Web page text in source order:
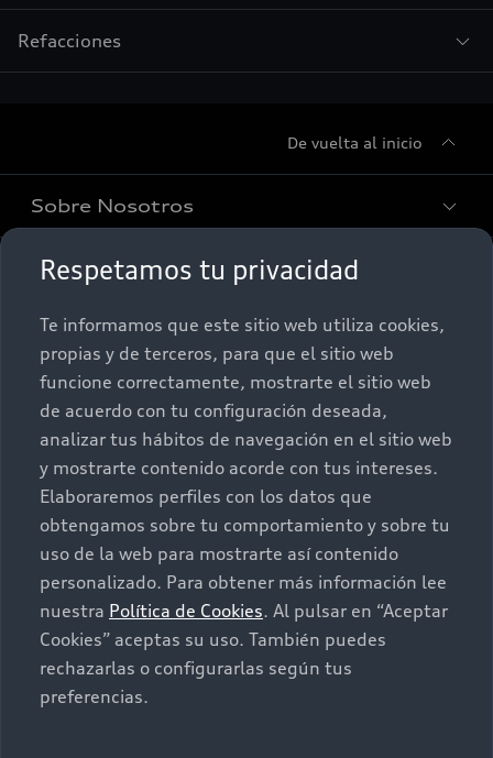
Respetamos tu privacidad
Te informamos que este sitio web utiliza cookies,
propias y de terceros, para que el sitio web
funcione correctamente, mostrarte el sitio web
de acuerdo con tu configuración deseada,
analizar tus hábitos de navegación en el sitio web
y mostrarte contenido acorde con tus intereses.
Elaboraremos perfiles con los datos que
obtengamos sobre tu comportamiento y sobre tu
uso de la web para mostrarte así contenido
personalizado. Para obtener más información lee
nuestra Política de Cookies. Al pulsar en “Aceptar
Cookies” aceptas su uso. También puedes
rechazarlas o configurarlas según tus
preferencias.
Refacciones
De vuelta al inicio
Sobre Nosotros
Conócenos
Promociones
Nuestras Promociones
Postventa
Audi Aftersales
Autos Nuevos
Quiero un Audi nuevo
Seminuevos
Audi Certified :plus
Contacto
Contáctanos
Citas de servicio
Información de vehículo nuevo
©2025 Audi de México división de Volkswagen de